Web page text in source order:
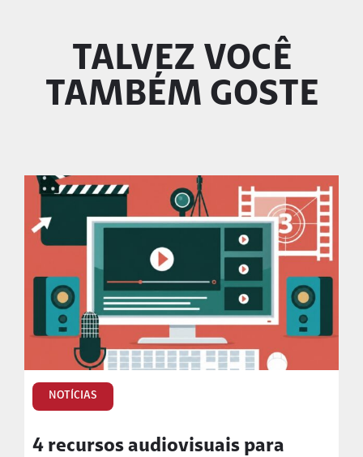
TALVEZ VOCÊ
TAMBÉM GOSTE
NOTÍCIAS
4 recursos audiovisuais para